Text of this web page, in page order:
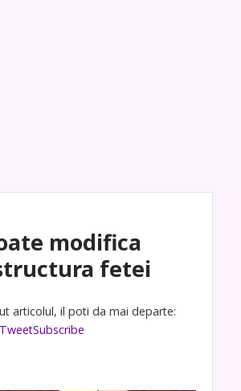
modifica
fetei
articolul, il poti da mai departe:
TweetSubscribe